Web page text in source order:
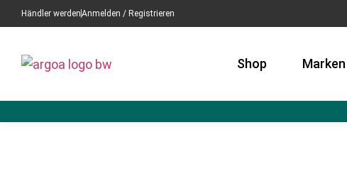
Händler werdenAnmelden / Registrieren
Shop Marken